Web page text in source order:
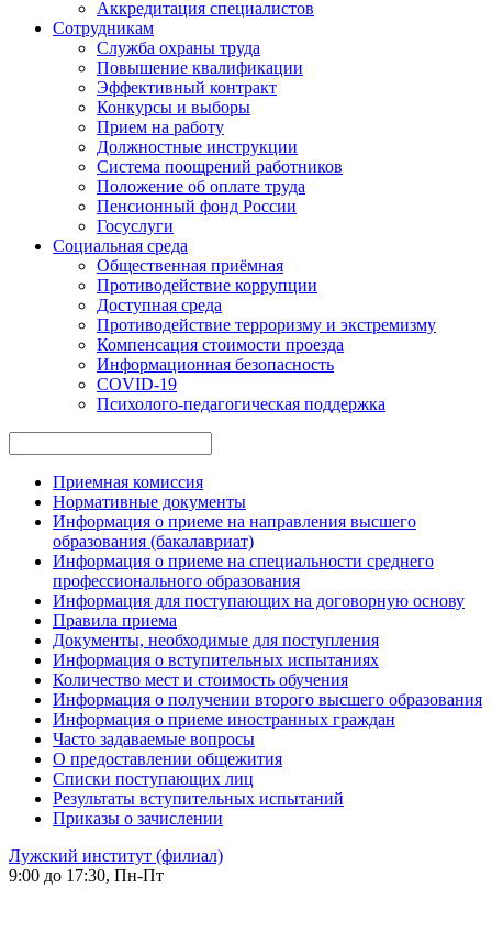
Аккредитация специалистов
Сотрудникам
Служба охраны труда
Повышение квалификации
Эффективный контракт
Конкурсы и выборы
Прием на работу
Должностные инструкции
Система поощрений работников
Положение об оплате труда
Пенсионный фонд России
Госуслуги
Социальная среда
Общественная приёмная
Противодействие коррупции
Доступная среда
Противодействие терроризму и экстремизму
Компенсация стоимости проезда
Информационная безопасность
COVID-19
Психолого-педагогическая поддержка
Приемная комиссия
Нормативные документы
Информация о приеме на направления высшего
образования (бакалавриат)
Информация о приеме на специальности среднего
профессионального образования
Информация для поступающих на договорную основу
Правила приема
Документы, необходимые для поступления
Информация о вступительных испытаниях
Количество мест и стоимость обучения
Информация о получении второго высшего образования
Информация о приеме иностранных граждан
Часто задаваемые вопросы
О предоставлении общежития
Списки поступающих лиц
Результаты вступительных испытаний
Приказы о зачислении
Лужский институт (филиал)
9:00 до 17:30, Пн-Пт